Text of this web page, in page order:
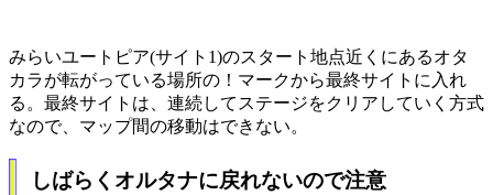
みらいユートピア(サイト1)のスタート地点近くにあるオタ
カラが転がっている場所の！マークから最終サイトに入れ
る。最終サイトは、連続してステージをクリアしていく方式
なので、マップ間の移動はできない。
しばらくオルタナに戻れないので注意